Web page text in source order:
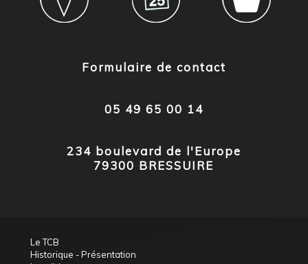
Formulaire de contact
05 49 65 00 14
234 boulevard de l'Europe
79300 BRESSUIRE
Le TCB
Historique - Présentation